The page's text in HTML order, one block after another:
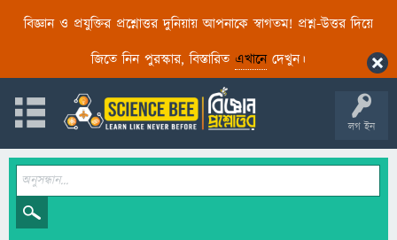
বিজ্ঞান ও প্রযুক্তির প্রশ্নোত্তর দুনিয়ায় আপনাকে স্বাগতম! প্রশ্ন-উত্তর দিয়ে
জিতে নিন পুরস্কার, বিস্তারিত এখানেদেখুন।
লগ ইন